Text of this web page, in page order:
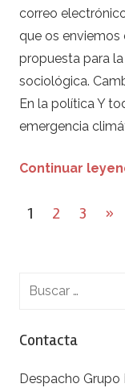
correo
que os enviemos
propuesta para
sociológica.
En la política Y
emergencia
Continuar
Paginación
1 2 3 »
Contacta
Despacho Grupo